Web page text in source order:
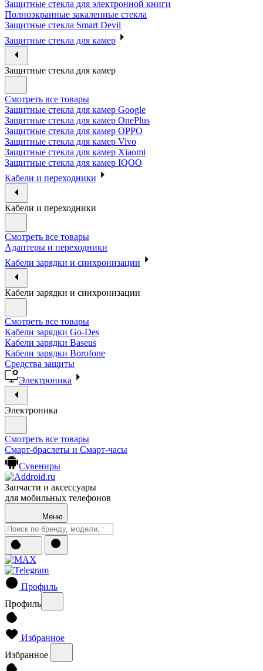
Защитные стекла для электронной книги
Полноэкранные закаленные стекла
Защитные стекла Smart Devil
Защитные стекла для камер
Защитные стекла для камер
Смотреть все товары
Защитные стекла для камер Google
Защитные стекла для камер OnePlus
Защитные стекла для камер OPPO
Защитные стекла для камер Vivo
Защитные стекла для камер Xiaomi
Защитные стекла для камер IQOO
Кабели и переходники
Кабели и переходники
Смотреть все товары
Адаптеры и переходники
Кабели зарядки и синхронизации
Кабели зарядки и синхронизации
Смотреть все товары
Кабели зарядки Go-Des
Кабели зарядки Baseus
Кабели зарядки Borofone
Средства защиты
Электроника
Электроника
Смотреть все товары
Смарт-браслеты и Смарт-часы
Сувениры
Запчасти и аксессуары
для мобильных телефонов
Меню
Профиль
Профиль
Избранное
Избранное